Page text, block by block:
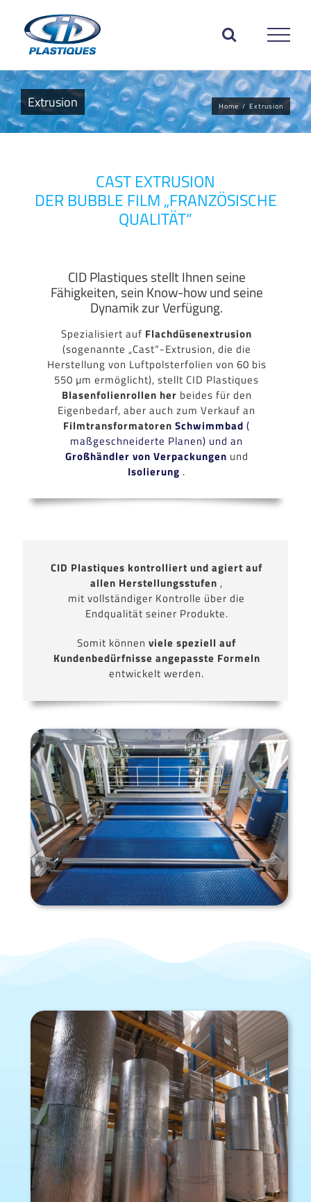
content
Extrusion Home / Extrusion
CAST EXTRUSION
DER BUBBLE FILM „FRANZÖSISCHE
QUALITÄT“
CID Plastiques stellt Ihnen seine
Fähigkeiten, sein Know-how und seine
Dynamik zur Verfügung.
Spezialisiert auf Flachdüsenextrusion
(sogenannte „Cast“-Extrusion, die die
Herstellung von Luftpolsterfolien von 60 bis
550 µm ermöglicht), stellt CID Plastiques
Blasenfolienrollen her beides für den
Eigenbedarf, aber auch zum Verkauf an
Filmtransformatoren Schwimmbad (
maßgeschneiderte Planen) und an
Großhändler von Verpackungen und
Isolierung .
CID Plastiques kontrolliert und agiert auf
allen Herstellungsstufen ,
mit vollständiger Kontrolle über die
Endqualität seiner Produkte.
Somit können viele speziell auf
Kundenbedürfnisse angepasste Formeln
entwickelt werden.